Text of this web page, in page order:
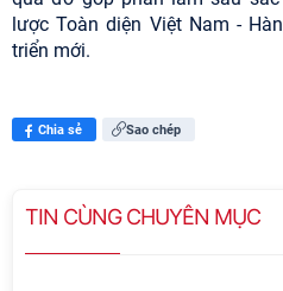
lược Toàn diện Việt Nam -
triển mới.
Chia sẻ Sao chép
TIN CÙNG CHUYÊN MỤC